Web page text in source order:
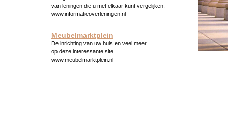
van leningen die u met elkaar kunt vergelijken.
www.informatieoverleningen.nl
Meubelmarktplein
De inrichting van uw huis en veel meer
op deze interessante site.
www.meubelmarktplein.nl